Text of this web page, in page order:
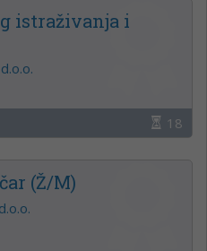
istraživanja i
18
(Ž/M)